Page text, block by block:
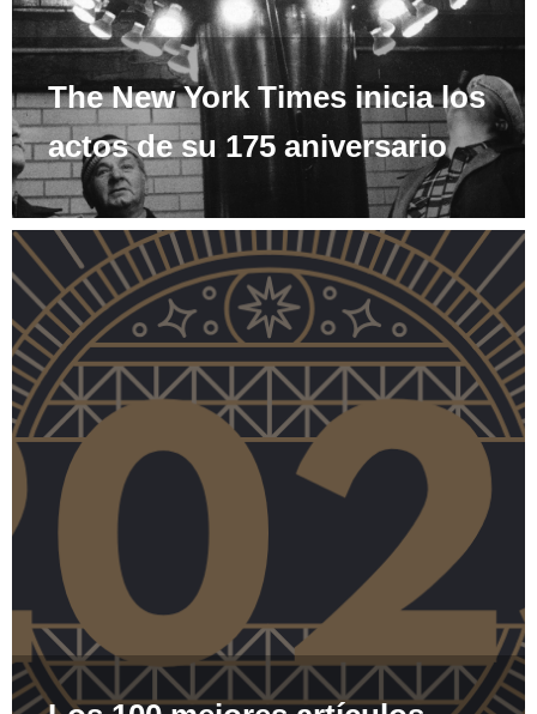
The New York Times inicia los
actos de su 175 aniversario